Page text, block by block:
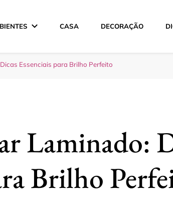
CASA DECORAÇÃO
Essenciais para Brilho Perfeito
Laminado:
Brilho